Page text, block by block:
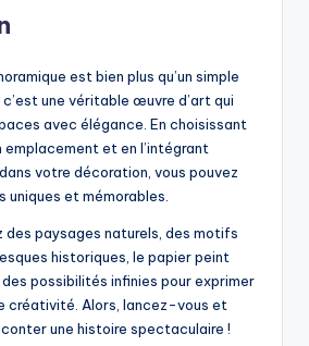
est bien plus qu’un simple
une véritable œuvre d’art qui
avec élégance. En choisissant
emplacement et en l’intégrant
votre décoration, vous pouvez
uniques et mémorables.
des paysages naturels, des motifs
historiques, le papier peint
possibilités infinies pour exprimer
créativité. Alors, lancez-vous et
une histoire spectaculaire !